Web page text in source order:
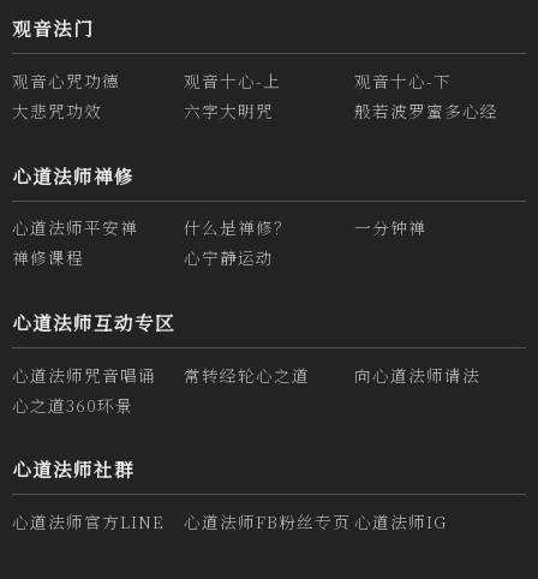
观音法门
观音心咒功德 观音十心-上
观音十心-下
大悲咒功效
六字大明咒 般若波罗蜜多心经
心道法师禅修
心道法师平安禅 什么是禅修？
一分钟禅
禅修课程
心宁静运动
心道法师互动专区
心道法师咒音唱诵 常转经轮心之道
向心道法师请法
心之道360环景
心道法师社群
心道法师官方LINE 心道法师FB粉丝专页 心道法师IG